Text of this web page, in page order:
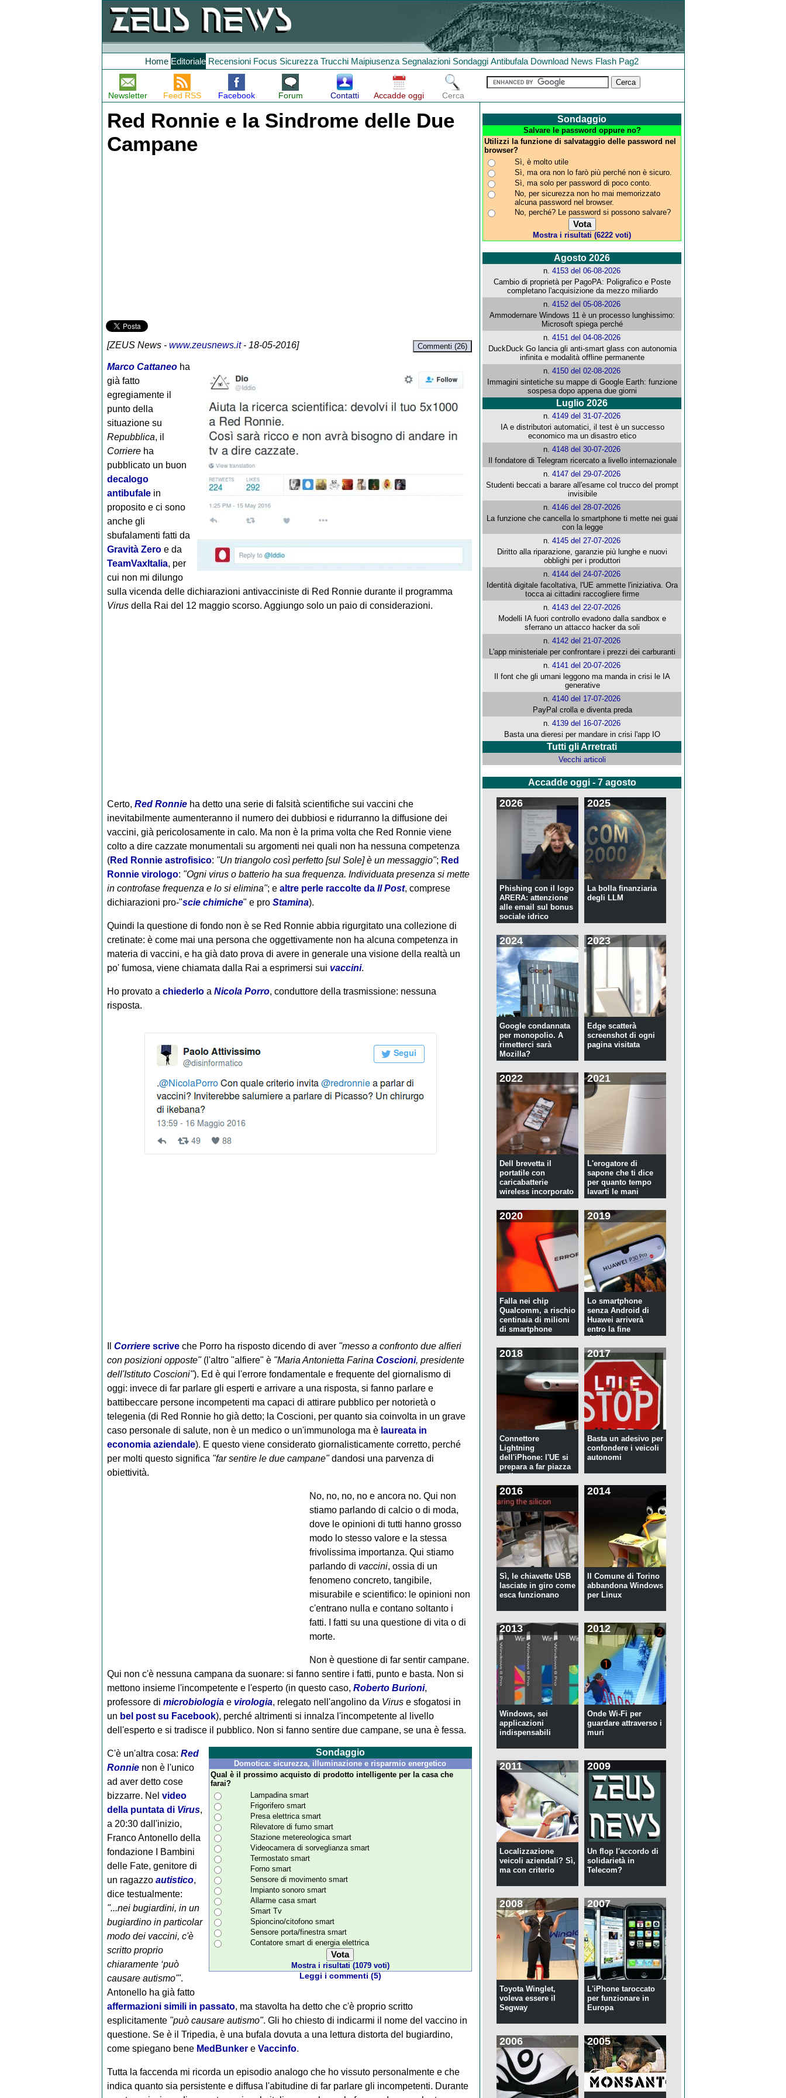
Home Editoriale Recensioni Focus Sicurezza Trucchi Maipiusenza Segnalazioni Sondaggi Antibufala Download News Flash Pag2
Newsletter Feed RSS Facebook Forum Contatti Accadde oggi Cerca
Red Ronnie e la Sindrome delle Due
Campane
[ZEUS News- www.zeusnews.it- 18-05-2016] Commenti (26)
Marco Cattaneoha
già fatto
egregiamente il
punto della
situazione su
Repubblica, il
Corriereha
pubblicato un buon
decalogo
antibufalein
proposito e ci sono
anche gli
sbufalamenti fatti da
Gravità Zeroe da
TeamVaxItalia, per
cui non mi dilungo
sulla vicenda delle dichiarazioni antivacciniste di Red Ronnie durante il programma
Virusdella Rai del 12 maggio scorso. Aggiungo solo un paio di considerazioni.
Certo, Red Ronnieha detto una serie di falsità scientifiche sui vaccini che
inevitabilmente aumenteranno il numero dei dubbiosi e ridurranno la diffusione dei
vaccini, già pericolosamente in calo. Ma non è la prima volta che Red Ronnie viene
colto a dire cazzate monumentali su argomenti nei quali non ha nessuna competenza
(Red Ronnie astrofisico: "Un triangolo così perfetto [sul Sole] è un messaggio"; Red
Ronnie virologo: "Ogni virus o batterio ha sua frequenza. Individuata presenza si mette
in controfase frequenza e lo si elimina"; e altre perle raccolte da Il Post, comprese
dichiarazioni pro-"scie chimiche" e pro Stamina).
Quindi la questione di fondo non è se Red Ronnie abbia rigurgitato una collezione di
cretinate: è come mai una persona che oggettivamente non ha alcuna competenza in
materia di vaccini, e ha già dato prova di avere in generale una visione della realtà un
po' fumosa, viene chiamata dalla Rai a esprimersi sui vaccini.
Ho provato a chiederloa Nicola Porro, conduttore della trasmissione: nessuna
risposta.
Corrierescriveche Porro ha risposto dicendo di aver "messo a confronto due alfieri
con posizioni opposte"(l'altro "alfiere" è "Maria Antonietta Farina Coscioni, presidente
dell'Istituto Coscioni"). Ed è qui l'errore fondamentale e frequente del giornalismo di
oggi: invece di far parlare gli esperti e arrivare a una risposta, si fanno parlare e
battibeccare persone incompetenti ma capaci di attirare pubblico per notorietà o
telegenia (di Red Ronnie ho già detto; la Coscioni, per quanto sia coinvolta in un grave
caso personale di salute, non è un medico o un'immunologa ma è laureata in
economia aziendale). E questo viene considerato giornalisticamente corretto, perché
per molti questo significa "far sentire le due campane"dandosi una parvenza di
obiettività.
No, no, no, no e ancora no. Qui non
stiamo parlando di calcio o di moda,
dove le opinioni di tutti hanno grosso
modo lo stesso valore e la stessa
frivolissima importanza. Qui stiamo
parlando di vaccini, ossia di un
fenomeno concreto, tangibile,
misurabile e scientifico: le opinioni non
c'entrano nulla e contano soltanto i
fatti. I fatti su una questione di vita o di
morte.
Non è questione di far sentir campane.
Qui non c'è nessuna campana da suonare: si fanno sentire i fatti, punto e basta. Non si
mettono insieme l'incompetente e l'esperto (in questo caso, Roberto Burioni,
professore di microbiologiae virologia, relegato nell'angolino da Viruse sfogatosi in
un bel post su Facebook), perché altrimenti si innalza l'incompetente al livello
dell'esperto e si tradisce il pubblico. Non si fanno sentire due campane, se una è fessa.
Sondaggio
Domotica: sicurezza, illuminazione e risparmio energetico
Qual è il prossimo acquisto di prodotto intelligente per la casa che
farai?
Lampadina smart
Frigorifero smart
Presa elettrica smart
Rilevatore di fumo smart
Stazione metereologica smart
Videocamera di sorveglianza smart
Termostato smart
Forno smart
Sensore di movimento smart
Impianto sonoro smart
Allarme casa smart
Smart Tv
Spioncino/citofono smart
Sensore porta/finestra smart
Contatore smart di energia elettrica
Mostra i risultati (1079 voti)
Leggi i commenti (5)
C'è un'altra cosa: Red
Ronnienon è l'unico
ad aver detto cose
bizzarre. Nel video
della puntata di Virus,
a 20:30 dall'inizio,
Franco Antonello della
fondazione I Bambini
delle Fate, genitore di
un ragazzo autistico,
dice testualmente:
"...nei bugiardini, in un
bugiardino in particolar
modo dei vaccini, c'è
scritto proprio
chiaramente ‘può
causare autismo'".
Antonello ha già fatto
affermazioni simili in passato, ma stavolta ha detto che c'è proprio scritto
esplicitamente "può causare autismo". Gli ho chiesto di indicarmi il nome del vaccino in
questione. Se è il Tripedia, è una bufala dovuta a una lettura distorta del bugiardino,
come spiegano bene MedBunkere Vaccinfo.
Tutta la faccenda mi ricorda un episodio analogo che ho vissuto personalmente e che
indica quanto sia persistente e diffusa l'abitudine di far parlare gli incompetenti. Durante
Sondaggio
Salvare le password oppure no?
Utilizzi la funzione di salvataggio delle password nel
browser?
Sì, è molto utile
Sì, ma ora non lo farò più perché non è sicuro.
Sì, ma solo per password di poco conto.
No, per sicurezza non ho mai memorizzato
alcuna password nel browser.
No, perché? Le password si possono salvare?
Mostra i risultati (6222 voti)
Agosto 2026
n.4153 del 06-08-2026
Cambio di proprietà per PagoPA: Poligrafico e Poste
completano l'acquisizione da mezzo miliardo
n.4152 del 05-08-2026
Ammodernare Windows 11 è un processo lunghissimo:
Microsoft spiega perché
n.4151 del 04-08-2026
DuckDuck Go lancia gli anti-smart glass con autonomia
infinita e modalità offline permanente
n.4150 del 02-08-2026
Immagini sintetiche su mappe di Google Earth: funzione
sospesa dopo appena due giorni
Luglio 2026
n.4149 del 31-07-2026
IA e distributori automatici, il test è un successo
economico ma un disastro etico
n.4148 del 30-07-2026
Il fondatore di Telegram ricercato a livello internazionale
n.4147 del 29-07-2026
Studenti beccati a barare all'esame col trucco del prompt
invisibile
n.4146 del 28-07-2026
La funzione che cancella lo smartphone ti mette nei guai
con la legge
n.4145 del 27-07-2026
Diritto alla riparazione, garanzie più lunghe e nuovi
obblighi per i produttori
n.4144 del 24-07-2026
Identità digitale facoltativa, l'UE ammette l'iniziativa. Ora
tocca ai cittadini raccogliere firme
n.4143 del 22-07-2026
Modelli IA fuori controllo evadono dalla sandbox e
sferrano un attacco hacker da soli
n.4142 del 21-07-2026
L'app ministeriale per confrontare i prezzi dei carburanti
n.4141 del 20-07-2026
Il font che gli umani leggono ma manda in crisi le IA
generative
n.4140 del 17-07-2026
PayPal crolla e diventa preda
n.4139 del 16-07-2026
Basta una dieresi per mandare in crisi l'app IO
Tutti gli Arretrati
Vecchi articoli
Accadde oggi - 7 agosto
2026
Phishing con il logo
ARERA: attenzione
alle email sul bonus
sociale idrico
2025
La bolla finanziaria
degli LLM
2024
Google condannata
per monopolio. A
rimetterci sarà
Mozilla?
2023
Edge scatterà
screenshot di ogni
pagina visitata
2022
Dell brevetta il
portatile con
caricabatterie
wireless incorporato
2021
L'erogatore di
sapone che ti dice
per quanto tempo
lavarti le mani
2020
Falla nei chip
Qualcomm, a rischio
centinaia di milioni
di smartphone
2019
Lo smartphone
senza Android di
Huawei arriverà
entro la fine
dell'anno
2018
Connettore
Lightning
dell'iPhone: l'UE si
prepara a far piazza
pulita
2017
Basta un adesivo per
confondere i veicoli
autonomi
2016
Sì, le chiavette USB
lasciate in giro come
esca funzionano
2014
Il Comune di Torino
abbandona Windows
per Linux
2013
Windows, sei
applicazioni
indispensabili
2012
Onde Wi-Fi per
guardare attraverso i
muri
2011
Localizzazione
veicoli aziendali? Sì,
ma con criterio
2009
Un flop l'accordo di
solidarietà in
Telecom?
2008
Toyota Winglet,
voleva essere il
Segway
2007
L'iPhone taroccato
per funzionare in
Europa
2006 2005